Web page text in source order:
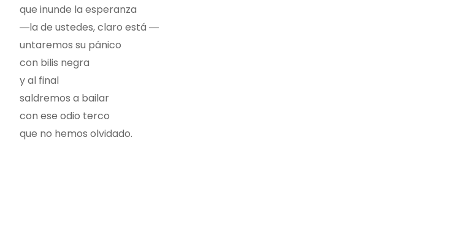
que inunde la esperanza
―la de ustedes, claro está ―
untaremos su pánico
con bilis negra
y al final
saldremos a bailar
con ese odio terco
que no hemos olvidado.